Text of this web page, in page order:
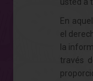
En
el
la
través